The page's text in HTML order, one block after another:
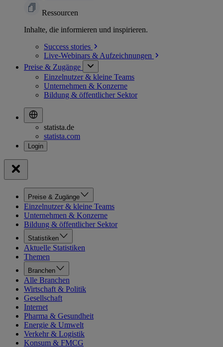
Ressourcen
Inhalte, die informieren und inspirieren.
Success stories
Live-Webinars & Aufzeichnungen
Preise & Zugänge
Einzelnutzer & kleine Teams
Unternehmen & Konzerne
Bildung & öffentlicher Sektor
statista.de
statista.com
Preise & Zugänge
Einzelnutzer & kleine Teams
Unternehmen & Konzerne
Bildung & öffentlicher Sektor
Statistiken
Aktuelle Statistiken
Themen
Branchen
Alle Branchen
Wirtschaft & Politik
Gesellschaft
Internet
Pharma & Gesundheit
Energie & Umwelt
Verkehr & Logistik
Konsum & FMCG